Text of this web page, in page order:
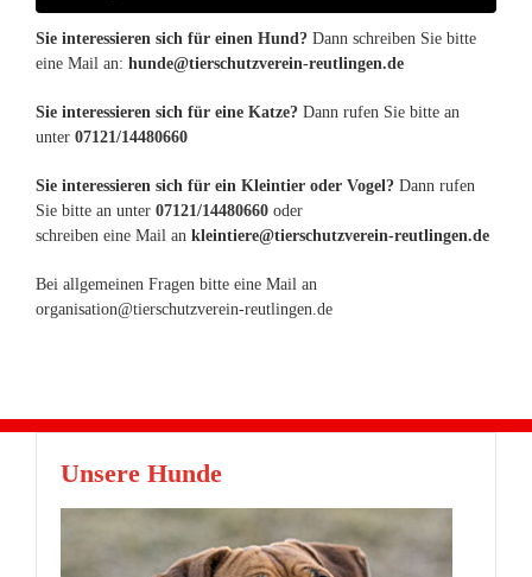
Sie interessieren sich für einen Hund? Dann schreiben Sie bitte
eine Mail an: hunde@tierschutzverein-reutlingen.de
Sie interessieren sich für eine Katze? Dann rufen Sie bitte an
unter 07121/14480660
Sie interessieren sich für ein Kleintier oder Vogel? Dann rufen
Sie bitte an unter 07121/14480660 oder
schreiben eine Mail an kleintiere@tierschutzverein-reutlingen.de
Bei allgemeinen Fragen bitte eine Mail an
organisation@tierschutzverein-reutlingen.de
Unsere Hunde